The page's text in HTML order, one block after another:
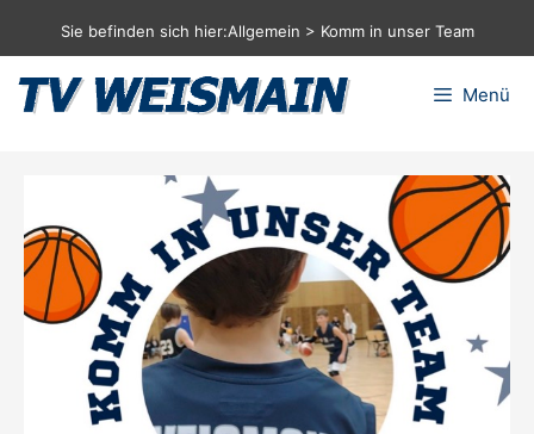
springen
Sie befinden sich hier:Allgemein > Komm in unser Team
Menü